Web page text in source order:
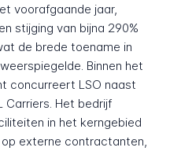
voorafgaande jaar,
stijging van bijna 290%
de brede toename in
Binnen het
concurreert LSO naast
Carriers. Het bedrijf
in het kerngebied
externe contractanten,